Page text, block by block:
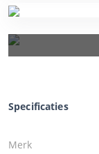
Specificaties
Merk